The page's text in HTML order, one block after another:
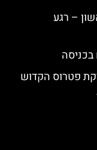
– רגע
בכניסה
פטרוס הקדוש